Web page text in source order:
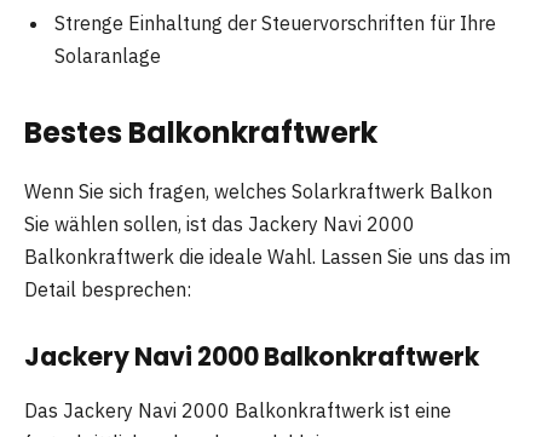
Strenge Einhaltung der Steuervorschriften für Ihre
Solaranlage
Bestes Balkonkraftwerk
Wenn Sie sich fragen, welches Solarkraftwerk Balkon
Sie wählen sollen, ist das Jackery Navi 2000
Balkonkraftwerk die ideale Wahl. Lassen Sie uns das im
Detail besprechen:
Jackery Navi 2000 Balkonkraftwerk
Das Jackery Navi 2000 Balkonkraftwerk ist eine